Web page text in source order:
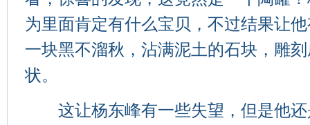
为里面肯定有什么宝贝，不过结果让
一块黑不溜秋，沾满泥土的石块，雕
状。
这让杨东峰有一些失望，但是他还